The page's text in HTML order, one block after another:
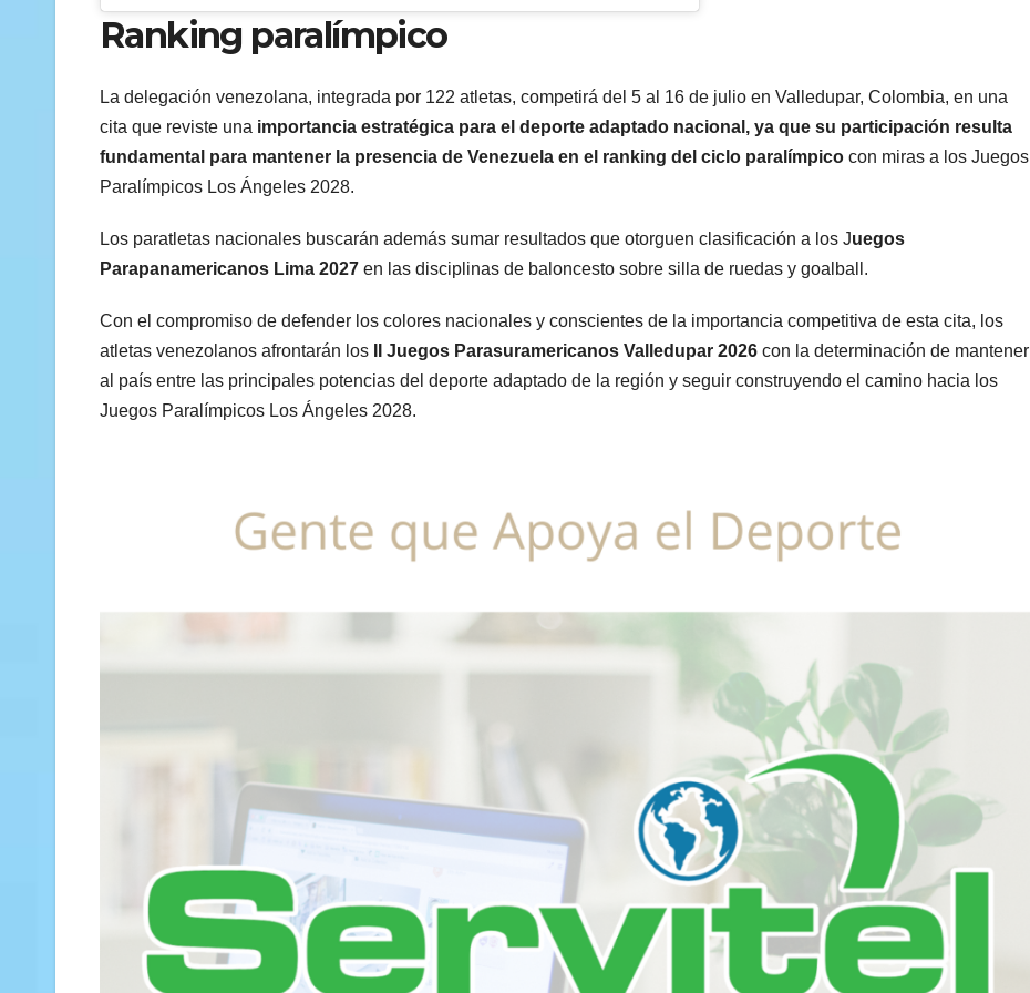
Ranking paralímpico
La delegación venezolana, integrada por 122 atletas, competirá del 5 al 16 de julio en Valledupar, Colombia, en una
cita que reviste una importancia estratégica para el deporte adaptado nacional, ya que su participación resulta
fundamental para mantener la presencia de Venezuela en el ranking del ciclo paralímpico con miras a los Juegos
Paralímpicos Los Ángeles 2028.
Los paratletas nacionales buscarán además sumar resultados que otorguen clasificación a los Juegos
Parapanamericanos Lima 2027 en las disciplinas de baloncesto sobre silla de ruedas y goalball.
Con el compromiso de defender los colores nacionales y conscientes de la importancia competitiva de esta cita, los
atletas venezolanos afrontarán los II Juegos Parasuramericanos Valledupar 2026 con la determinación de mantener
al país entre las principales potencias del deporte adaptado de la región y seguir construyendo el camino hacia los
Juegos Paralímpicos Los Ángeles 2028.